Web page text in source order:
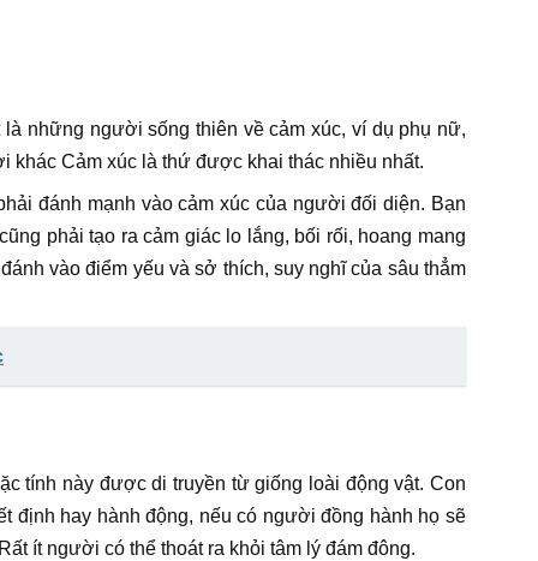
những người sống thiên về cảm xúc, ví dụ phụ nữ,
khác Cảm xúc là thứ được khai thác nhiều nhất.
đánh mạnh vào cảm xúc của người đối diện. Bạn
phải tạo ra cảm giác lo lắng, bối rối, hoang mang
vào điểm yếu và sở thích, suy nghĩ của sâu thẳm
tính này được di truyền từ giống loài động vật. Con
định hay hành động, nếu có người đồng hành họ sẽ
ít người có thể thoát ra khỏi tâm lý đám đông.